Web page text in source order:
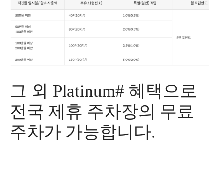
그 외 Platinum# 혜택으로
전국 제휴 주차장의 무료
주차가 가능합니다.